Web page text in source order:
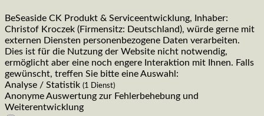
BeSeaside CK Produkt & Serviceentwicklung, Inhaber:
Christof Kroczek (Firmensitz: Deutschland), würde gerne mit
externen Diensten personenbezogene Daten verarbeiten.
Dies ist für die Nutzung der Website nicht notwendig,
ermöglicht aber eine noch engere Interaktion mit Ihnen. Falls
gewünscht, treffen Sie bitte eine Auswahl:
Analyse / Statistik (1 Dienst)
Anonyme Auswertung zur Fehlerbehebung und
Weiterentwicklung